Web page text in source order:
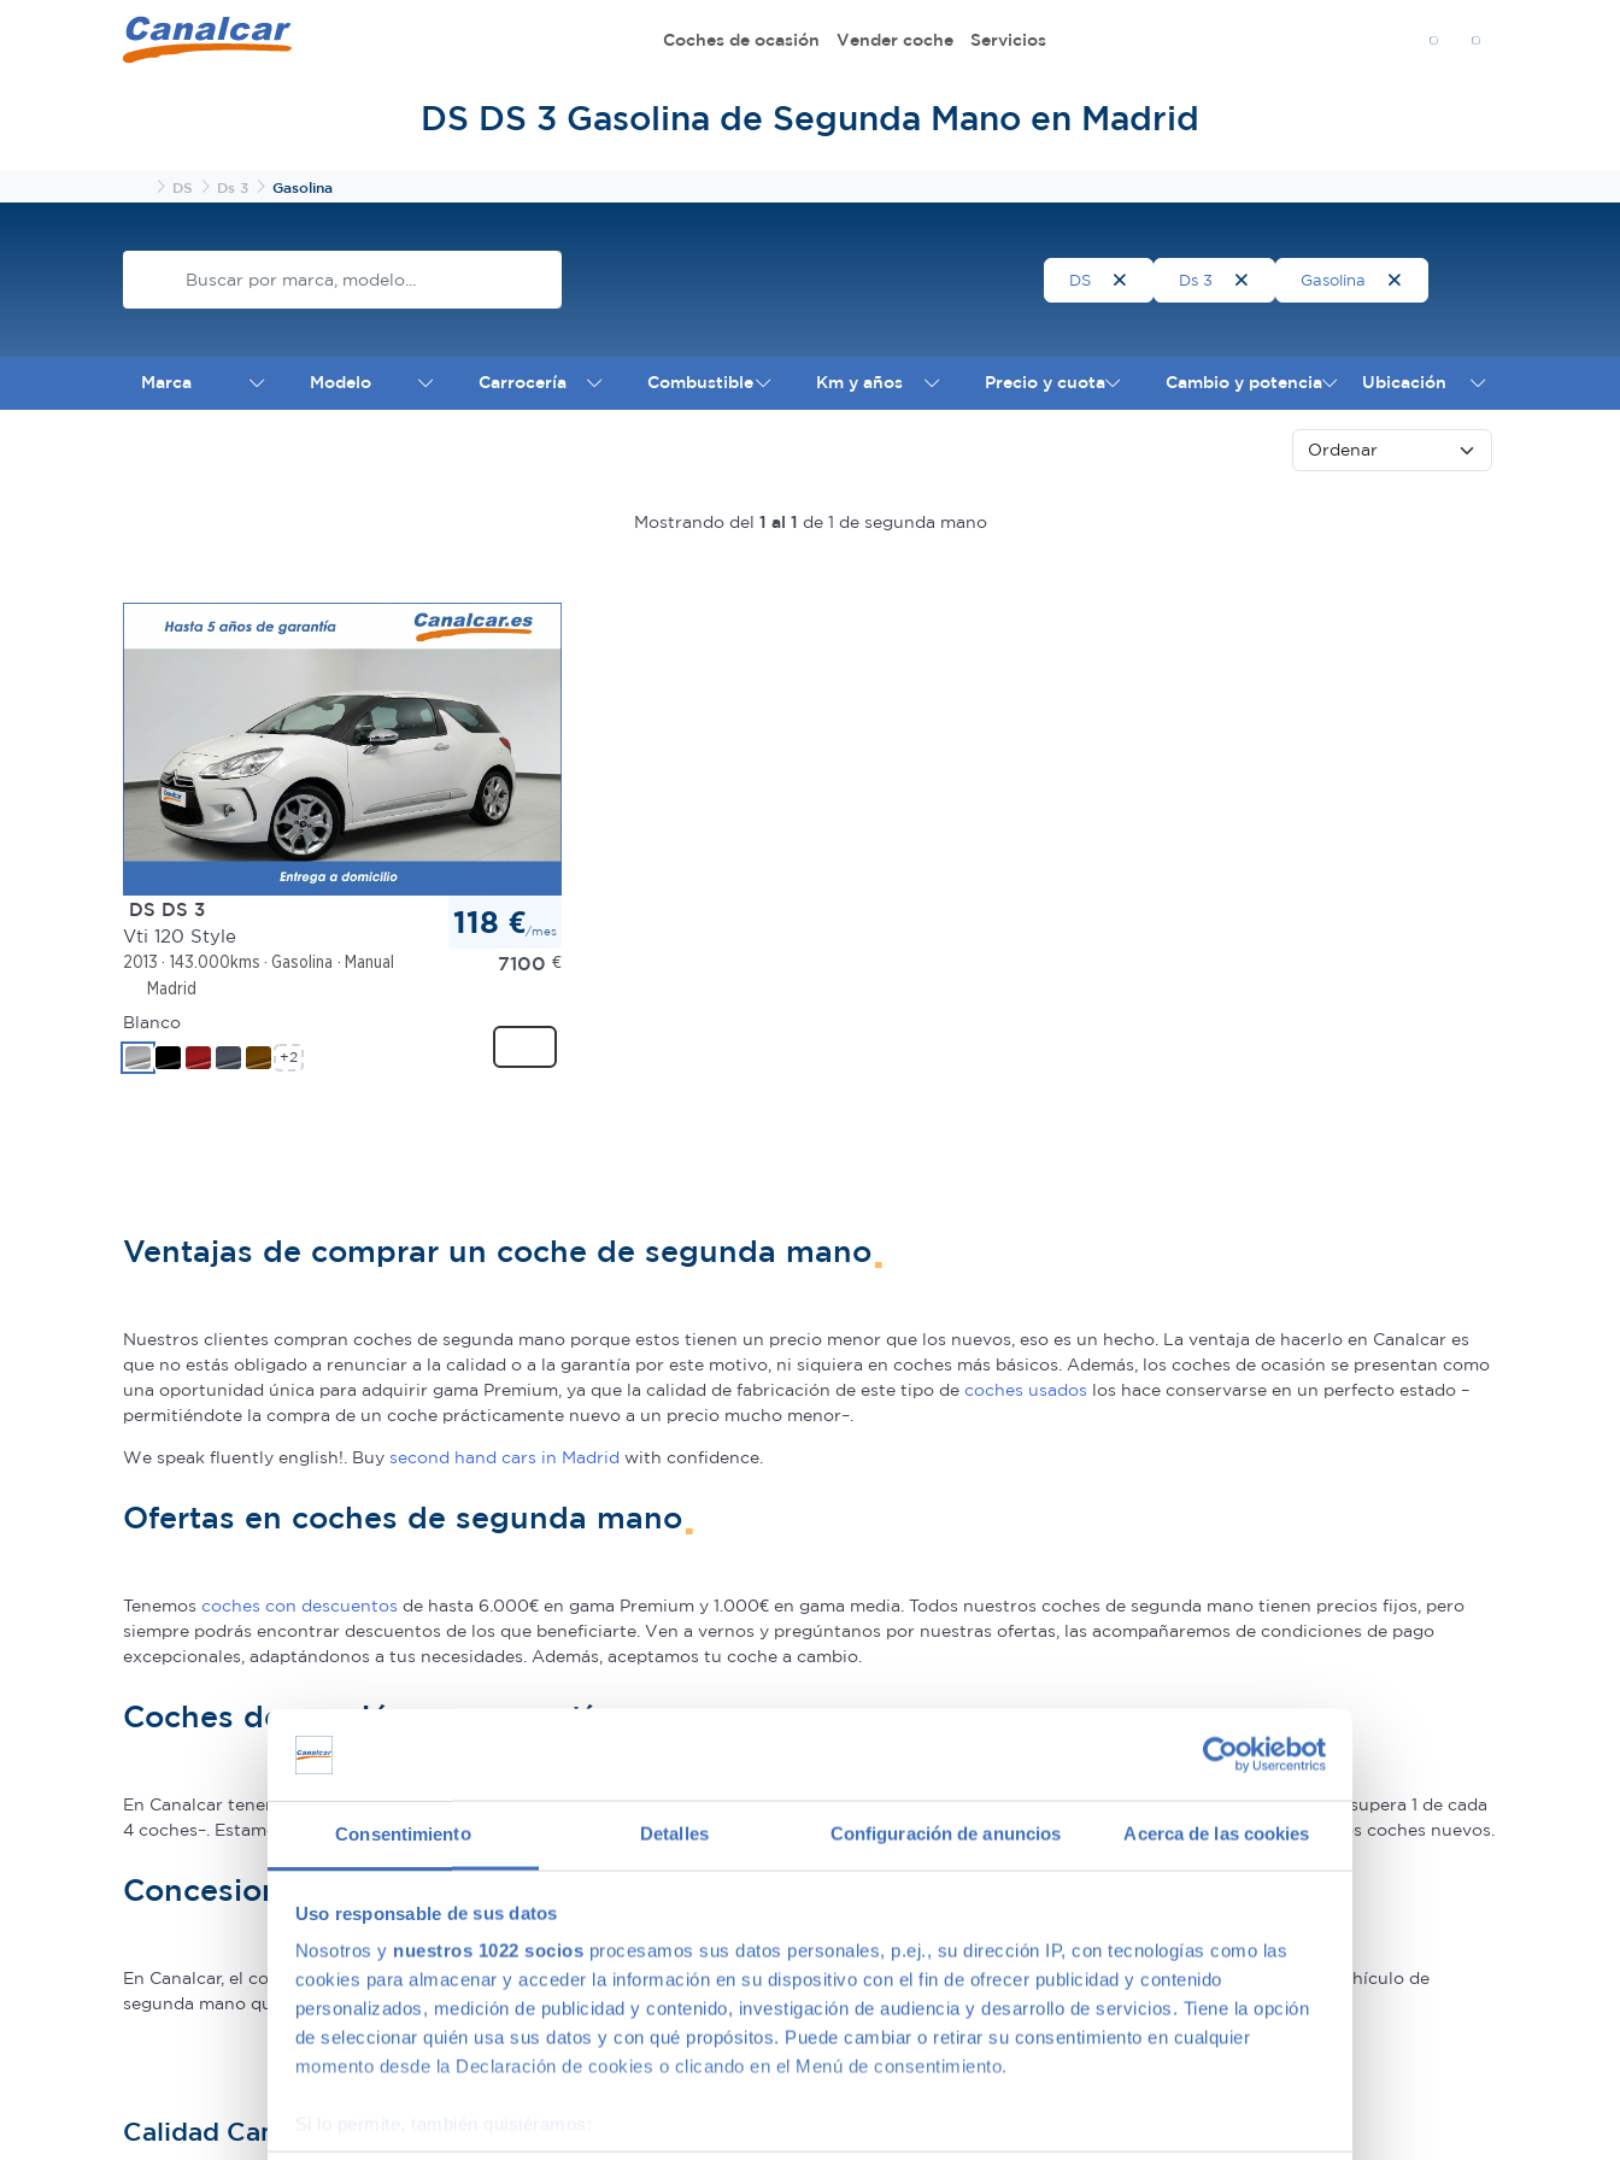
Consentimiento Detalles Configuración de anuncios Acerca de las cookies
Uso responsable de sus datos
Nosotros y nuestros 1022 socios procesamos sus datos personales, p.ej., su dirección IP, con tecnologías como las
cookies para almacenar y acceder la información en su dispositivo con el fin de ofrecer publicidad y contenido
personalizados, medición de publicidad y contenido, investigación de audiencia y desarrollo de servicios. Tiene la opción
de seleccionar quién usa sus datos y con qué propósitos. Puede cambiar o retirar su consentimiento en cualquier
momento desde la Declaración de cookies o clicando en el Menú de consentimiento.
Si lo permite, también quisiéramos:
Coches de ocasión Vender coche Servicios
DS DS 3 Gasolina de Segunda Mano en Madrid
Inicio
DS Ds 3 Gasolina
DS Ds 3 Gasolina
Marca Modelo Carrocería Combustible Km y años Precio y cuota Cambio y potencia Ubicación
Mostrando del 1 al 1 de 1 de segunda mano
DS DS 3
Vti 120 Style
2013 143.000kms Gasolina
Manual
Madrid
118 €/mes
7100 €
Blanco
+2
Ventajas de comprar un coche de segunda mano
Nuestros clientes compran coches de segunda mano porque estos tienen un precio menor que los nuevos, eso es un hecho. La ventaja de hacerlo en Canalcar es
que no estás obligado a renunciar a la calidad o a la garantía por este motivo, ni siquiera en coches más básicos. Además, los coches de ocasión se presentan como
una oportunidad única para adquirir gama Premium, ya que la calidad de fabricación de este tipo de coches usados los hace conservarse en un perfecto estado –
permitiéndote la compra de un coche prácticamente nuevo a un precio mucho menor–.
We speak fluently english!. Buy second hand cars in Madrid with confidence.
Ofertas en coches de segunda mano
Tenemos coches con descuentos de hasta 6.000€ en gama Premium y 1.000€ en gama media. Todos nuestros coches de segunda mano tienen precios fijos, pero
siempre podrás encontrar descuentos de los que beneficiarte. Ven a vernos y pregúntanos por nuestras ofertas, las acompañaremos de condiciones de pago
excepcionales, adaptándonos a tus necesidades. Además, aceptamos tu coche a cambio.
Coches de ocasión con garantía
En Canalcar tenemos los coches de segunda mano con mayor calidad, ya que nuestros vehículos pasan el más riguroso control de calidad –solo lo supera 1 de cada
4 coches–. Estamos tan seguros de la calidad de nuestros coches de segunda mano que le ofrecemos una Garantía 5 Estrellas muy similar a la de los coches nuevos.
Concesionario de ocasión multimarca
En Canalcar, el concesionario de coches de ocasión más grande de Madrid, disponemos de una gran variedad de marcas y modelos. Encuentra el vehículo de
segunda mano que mejor se adapte a tus necesidades, con la mejor relación calidad-precio. O si lo prefieres, ven a vernos y te aconsejamos.
Calidad Canalcar